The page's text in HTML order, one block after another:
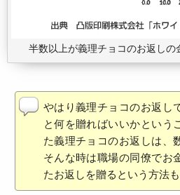
半数以上が義理チョコのお返し
やはり義理チョコのお返し
と何を贈ればいいかという
た義理チョコのお返しは、
そんな時は職場の同僚でお
たお返しを贈るという方法も